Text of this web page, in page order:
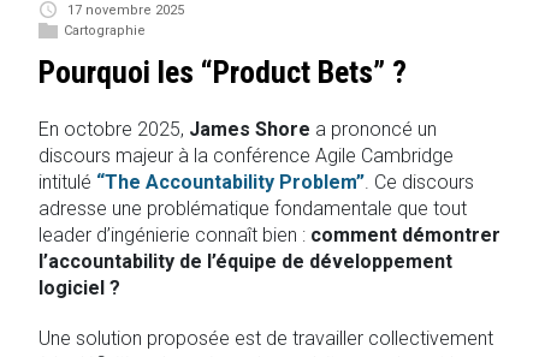
17 novembre 2025
Cartographie
Pourquoi les “Product Bets” ?
En octobre 2025, James Shore a prononcé un
discours majeur à la conférence Agile Cambridge
intitulé “The Accountability Problem”. Ce discours
adresse une problématique fondamentale que tout
leader d’ingénierie connaît bien : comment démontrer
l’accountability de l’équipe de développement
logiciel ?
Une solution proposée est de travailler collectivement